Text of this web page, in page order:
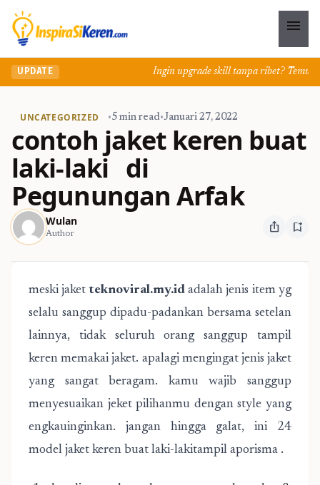
menu
UPDATE Ingin upgrade skill tanpa ribet? Temukan
UNCATEGORIZED •5 min read•Januari 27, 2022
contoh jaket keren buat
laki-laki di
Pegunungan Arfak
Wulan
Author ios_share bookmark_add
meski jaket teknoviral.my.idadalah jenis item yg
selalu sanggup dipadu-padankan bersama setelan
lainnya, tidak seluruh orang sanggup tampil
keren memakai jaket. apalagi mengingat jenis jaket
yang sangat beragam. kamu wajib sanggup
menyesuaikan jeket pilihanmu dengan style yang
engkauinginkan. jangan hingga galat, ini 24
model jaket keren buat laki-lakitampil aporisma .